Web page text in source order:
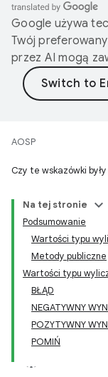
Google używa
Twój
przez AI mogą
AOSP
Czy te wskazówki
Na tej stronie
Podsumowanie
Wartości typu
Metody publiczne
Wartości typu
BŁĄD
NEGATYWNY
POZYTYWNY
POMIŃ